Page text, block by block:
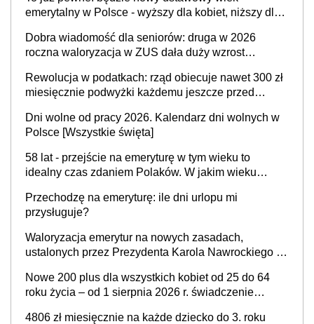
emerytalny w Polsce - wyższy dla kobiet, niższy dla
Dobra wiadomość dla seniorów: druga w 2026
roczna waloryzacja w ZUS dała duży wzrost
Rewolucja w podatkach: rząd obiecuje nawet 300 zł
miesięcznie podwyżki każdemu jeszcze przed
Dni wolne od pracy 2026. Kalendarz dni wolnych w
Polsce [Wszystkie święta]
58 lat - przejście na emeryturę w tym wieku to
idealny czas zdaniem Polaków. W jakim wieku
Przechodzę na emeryturę: ile dni urlopu mi
przysługuje?
Waloryzacja emerytur na nowych zasadach,
ustalonych przez Prezydenta Karola Nawrockiego –
podwyżka świadczeń?
Nowe 200 plus dla wszystkich kobiet od 25 do 64
roku życia – od 1 sierpnia 2026 r. świadczenie
4806 zł miesięcznie na każde dziecko do 3. roku